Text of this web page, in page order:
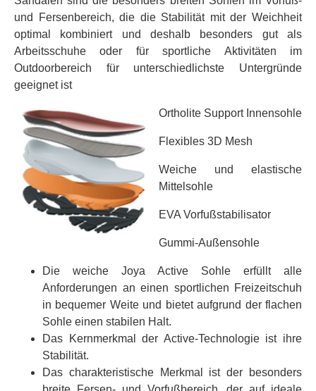
und Fersenbereich, die die Stabilität mit der Weichheit
optimal kombiniert und deshalb besonders gut als
Arbeitsschuhe oder für sportliche Aktivitäten im
Outdoorbereich für unterschiedlichste Untergründe
geeignet ist
Ortholite Support Innensohle
Flexibles 3D Mesh
Weiche und elastische
Mittelsohle
EVA Vorfußstabilisator
Gummi-Außensohle
Die weiche Joya Active Sohle erfüllt alle
Anforderungen an einen sportlichen Freizeitschuh
in bequemer Weite und bietet aufgrund der flachen
Sohle einen stabilen Halt.
Das Kernmerkmal der Active-Technologie ist ihre
Stabilität.
Das charakteristische Merkmal ist der besonders